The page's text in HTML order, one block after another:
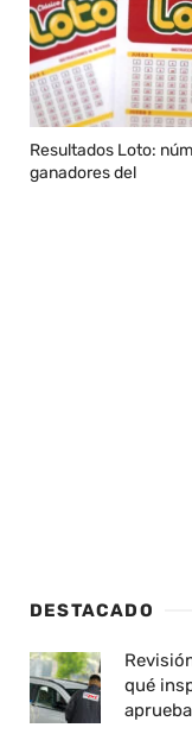
Resultados Loto:
ganadores del
DESTACADO
qué